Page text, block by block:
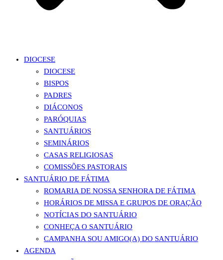
DIOCESE
DIOCESE
BISPOS
PADRES
DIÁCONOS
PARÓQUIAS
SANTUÁRIOS
SEMINÁRIOS
CASAS RELIGIOSAS
COMISSÕES PASTORAIS
SANTUÁRIO DE FÁTIMA
ROMARIA DE NOSSA SENHORA DE FÁTIMA
HORÁRIOS DE MISSA E GRUPOS DE ORAÇÃO
NOTÍCIAS DO SANTUÁRIO
CONHEÇA O SANTUÁRIO
CAMPANHA SOU AMIGO(A) DO SANTUÁRIO
AGENDA